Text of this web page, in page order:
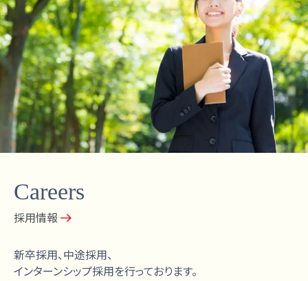
Careers
採用情報
新卒採用、中途採用、
インターンシップ採用を行っております。